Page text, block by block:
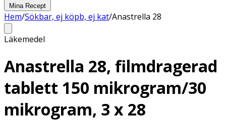
Mina Recept
Hem/Sökbar, ej köpb, ej kat/Anastrella 28
Läkemedel
Anastrella 28, filmdragerad
tablett 150 mikrogram/30
mikrogram, 3 x 28